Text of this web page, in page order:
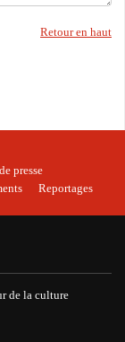
Retour en haut
presse
Reportages
de la culture